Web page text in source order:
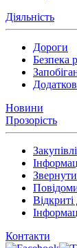
Діяльність
Дороги
Безпека
Новини
Прозорість
Закупівлі
Відкриті
Контакти